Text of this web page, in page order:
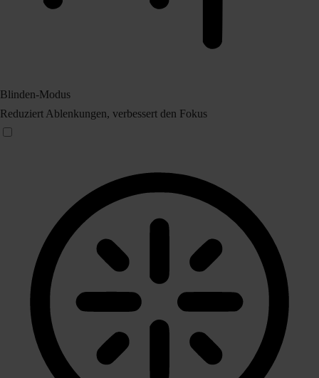
Blinden-Modus
Reduziert Ablenkungen, verbessert den Fokus